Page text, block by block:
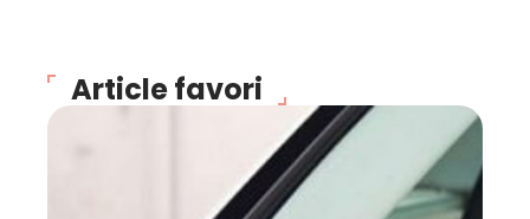
Article favori